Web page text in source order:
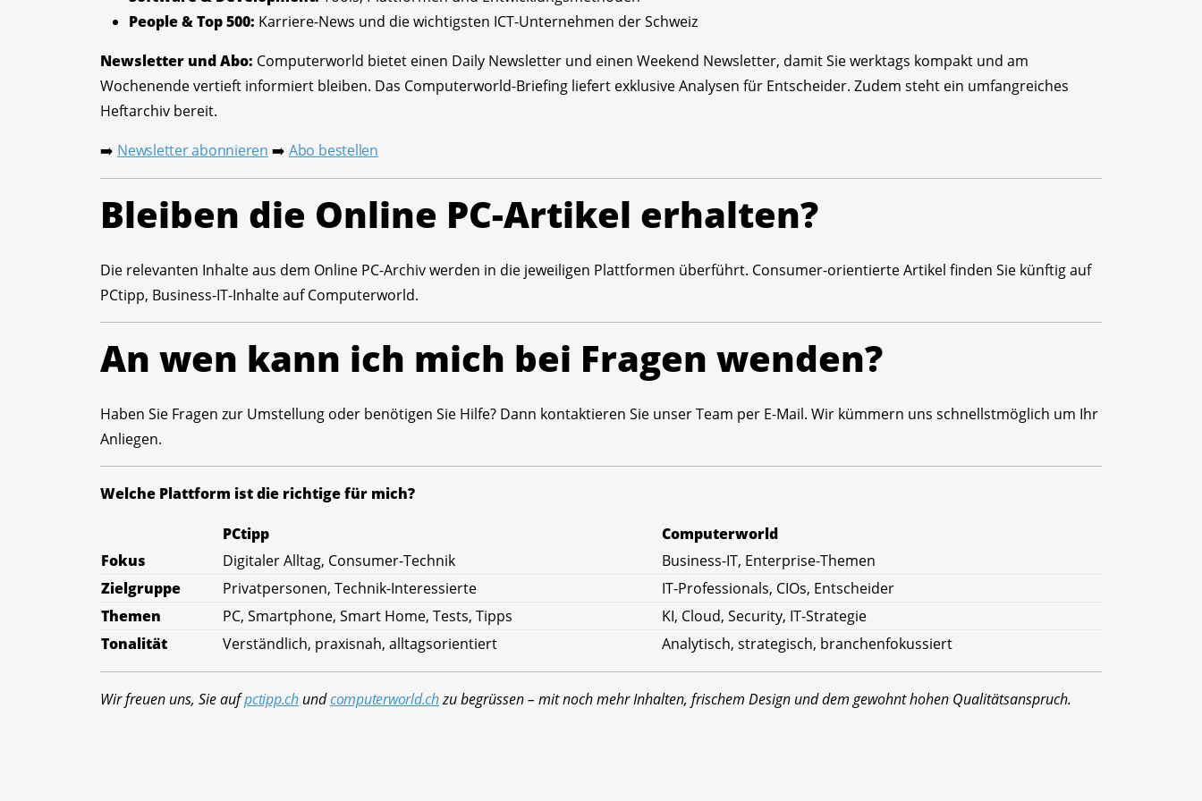
People & Top 500: Karriere-News und die wichtigsten ICT-Unternehmen der Schweiz
Newsletter und Abo: Computerworld bietet einen Daily Newsletter und einen Weekend Newsletter, damit Sie werktags kompakt und am
Wochenende vertieft informiert bleiben. Das Computerworld-Briefing liefert exklusive Analysen für Entscheider. Zudem steht ein umfangreiches
Heftarchiv bereit.
➡️ Newsletter abonnieren ➡️ Abo bestellen
Bleiben die Online PC-Artikel erhalten?
Die relevanten Inhalte aus dem Online PC-Archiv werden in die jeweiligen Plattformen überführt. Consumer-orientierte Artikel finden Sie künftig auf
PCtipp, Business-IT-Inhalte auf Computerworld.
An wen kann ich mich bei Fragen wenden?
Haben Sie Fragen zur Umstellung oder benötigen Sie Hilfe? Dann kontaktieren Sie unser Team per E-Mail. Wir kümmern uns schnellstmöglich um Ihr
Anliegen.
Welche Plattform ist die richtige für mich?
PCtipp
Computerworld
Fokus
Digitaler Alltag, Consumer-Technik
Business-IT, Enterprise-Themen
Zielgruppe
Privatpersonen, Technik-Interessierte
IT-Professionals, CIOs, Entscheider
Themen
PC, Smartphone, Smart Home, Tests, Tipps
KI, Cloud, Security, IT-Strategie
Tonalität
Verständlich, praxisnah, alltagsorientiert Analytisch, strategisch, branchenfokussiert
Wir freuen uns, Sie aufpctipp.chundcomputerworld.chzu begrüssen – mit noch mehr Inhalten, frischem Design und dem gewohnt hohen Qualitätsanspruch.